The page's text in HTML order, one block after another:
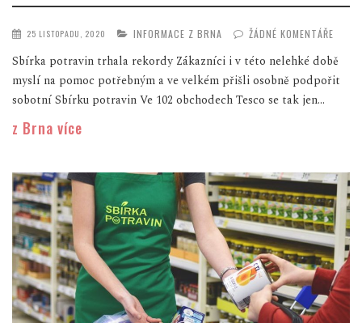
25 LISTOPADU, 2020 INFORMACE Z BRNA ŽÁDNÉ KOMENTÁŘE
Sbírka potravin trhala rekordy Zákazníci i v této nelehké době
myslí na pomoc potřebným a ve velkém přišli osobně podpořit
sobotní Sbírku potravin Ve 102 obchodech Tesco se tak jen...
z Brna více